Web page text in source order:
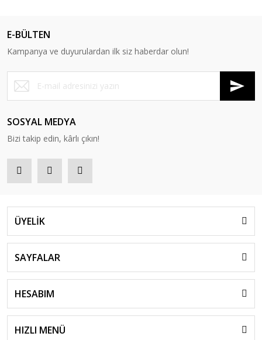
E-BÜLTEN
Kampanya ve duyurulardan ilk siz haberdar olun!
SOSYAL MEDYA
Bizi takip edin, kârlı çıkın!
ÜYELİK
SAYFALAR
HESABIM
HIZLI MENÜ